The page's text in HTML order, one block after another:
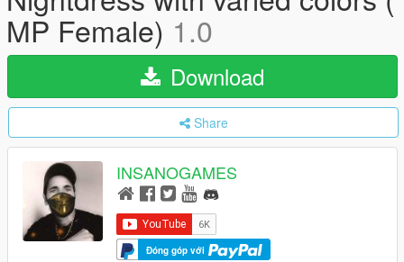
MP Female) 1.0
Download
Share
INSANOGAMES
Đóng góp với